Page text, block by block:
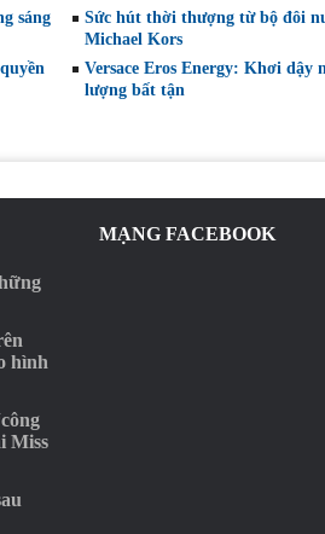
sáng
Sức hút thời thượng từ bộ đôi
Michael Kors
Versace Eros Energy: Khơi dậy
lượng bất tận
hình
Miss
MẠNG FACEBOOK